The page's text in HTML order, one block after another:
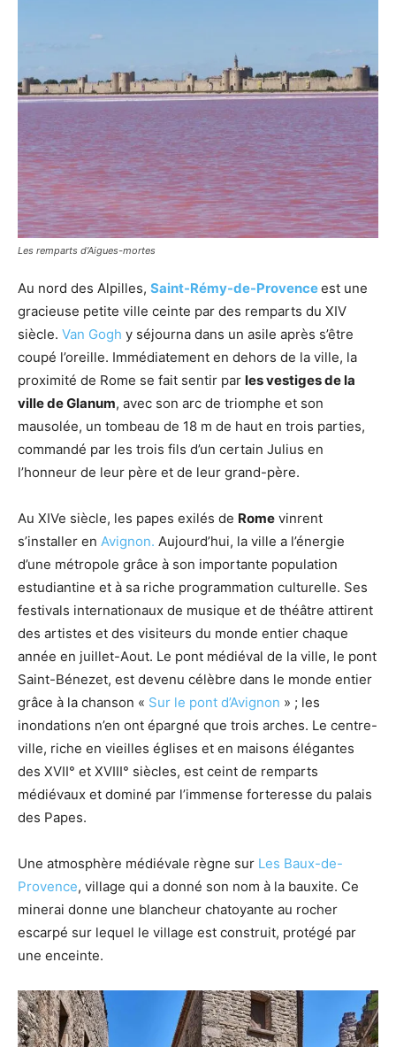
Les remparts d’Aigues-mortes
Au nord des Alpilles, Saint-Rémy-de-Provenceest une
gracieuse petite ville ceinte par des remparts du XIV
siècle. Van Gogh y séjourna dans un asile après s’être
coupé l’oreille. Immédiatement en dehors de la ville, la
proximité de Rome se fait sentir par les vestiges de la
ville de Glanum, avec son arc de triomphe et son
mausolée, un tombeau de 18 m de haut en trois parties,
commandé par les trois fils d’un certain Julius en
l’honneur de leur père et de leur grand-père.
Au XIVe siècle, les papes exilés de Rome vinrent
s’installer en Avignon. Aujourd’hui, la ville a l’énergie
d’une métropole grâce à son importante population
estudiantine et à sa riche programmation culturelle. Ses
festivals internationaux de musique et de théâtre attirent
des artistes et des visiteurs du monde entier chaque
année en juillet-Aout. Le pont médiéval de la ville, le pont
Saint-Bénezet, est devenu célèbre dans le monde entier
grâce à la chanson « Sur le pont d’Avignon » ; les
inondations n’en ont épargné que trois arches. Le centre-
ville, riche en vieilles églises et en maisons élégantes
des XVII° et XVIII° siècles, est ceint de remparts
médiévaux et dominé par l’immense forteresse du palais
des Papes.
Une atmosphère médiévale règne sur Les Baux-de-
Provence, village qui a donné son nom à la bauxite. Ce
minerai donne une blancheur chatoyante au rocher
escarpé sur lequel le village est construit, protégé par
une enceinte.